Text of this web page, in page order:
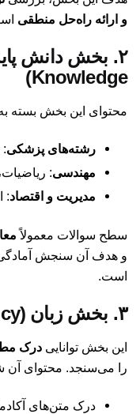
و ارائه راه‌حل منطقی
Knowledge)
محتوای این بخش بسته
رشته‌های پزشکی:
مهندسی:
مدیریت و اقتصاد:
سطح سوالات معمولاً
و هدف آن سنجش آمادگی
است.
۳. بخش زبان (Language Proficiency)
این بخش توانایی درک
را می‌سنجد. محتوای آن
درک متن‌های